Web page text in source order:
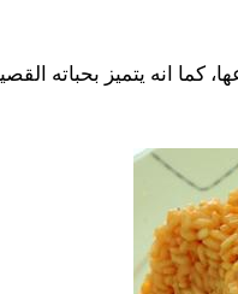
كما انه يتميز بحباته